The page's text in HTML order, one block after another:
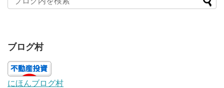
ブログ村
にほんブログ村